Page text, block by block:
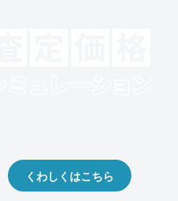
くわしくはこちら